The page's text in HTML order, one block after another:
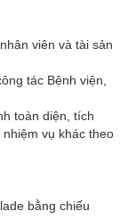
viên và tài sản
tác Bệnh viện,
toàn diện, tích
vụ khác theo
bằng chiếu